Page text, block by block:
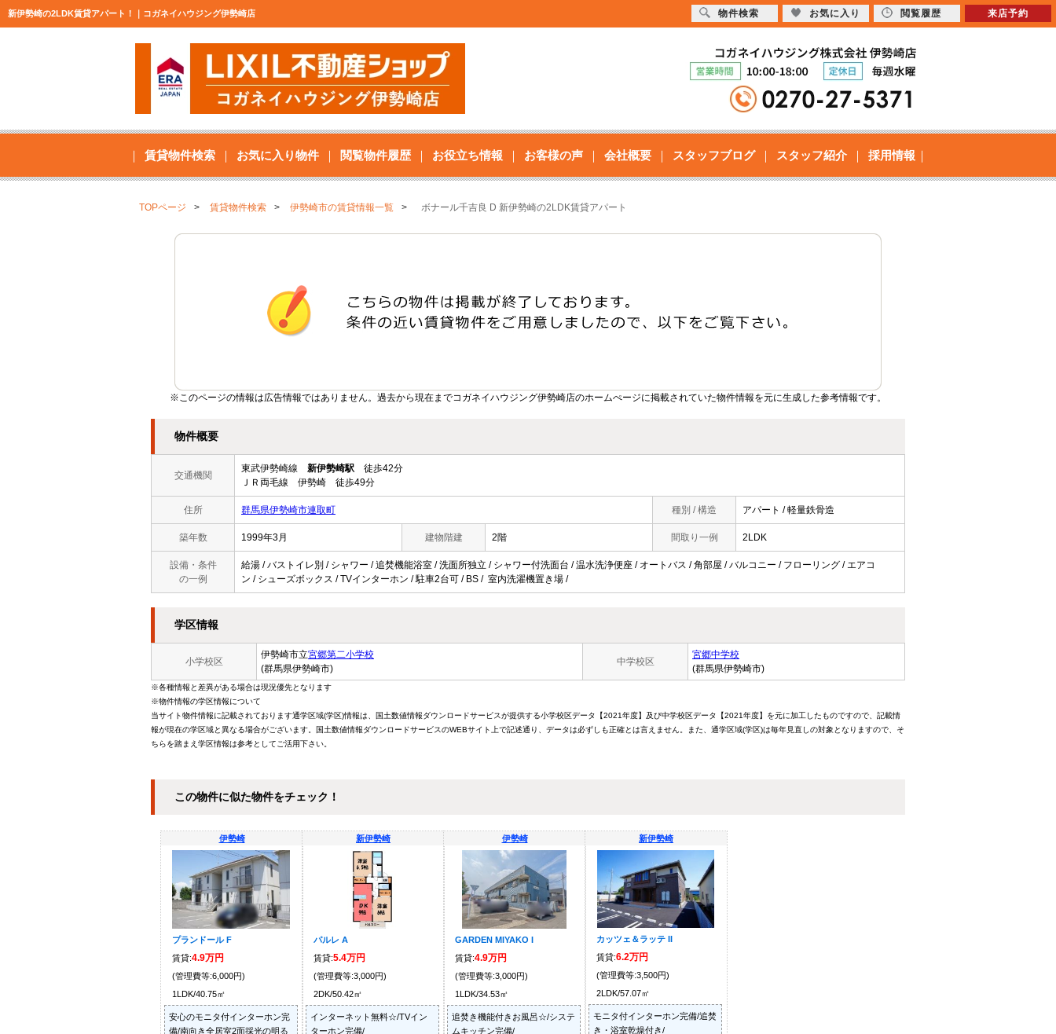
新伊勢崎の2LDK賃貸アパート！｜コガネイハウジング伊勢崎店
賃貸物件検索 お気に入り物件 閲覧物件履歴 お役立ち情報 お客様の声 会社概要 スタッフブログ スタッフ紹介 採用情報
TOPページ 賃貸物件検索 伊勢崎市の賃貸情報一覧 ボナール千吉良 D 新伊勢崎の2LDK賃貸アパート
※このページの情報は広告情報ではありません。過去から現在までコガネイハウジング伊勢崎店のホームぺージに掲載されていた物件情報を元に生成した参考情報です。
物件概要
交通機関
東武伊勢崎線 新伊勢崎駅 徒歩42分
ＪＲ両毛線 伊勢崎 徒歩49分
住所 群馬県伊勢崎市連取町 種別 / 構造 アパート / 軽量鉄骨造
築年数 1999年3月 建物階建 2階 間取り一例 2LDK
設備・条件
の一例
給湯 / バストイレ別 / シャワー / 追焚機能浴室 / 洗面所独立 / シャワー付洗面台 / 温水洗浄便座 / オートバス / 角部屋 / バルコニー / フローリング / エアコ
ン / シューズボックス / TVインターホン / 駐車2台可 / BS / 室内洗濯機置き場 /
学区情報
小学校区
伊勢崎市立宮郷第二小学校
(群馬県伊勢崎市)
中学校区
宮郷中学校
(群馬県伊勢崎市)
※各種情報と差異がある場合は現況優先となります
※物件情報の学区情報について
当サイト物件情報に記載されております通学区域(学区)情報は、国土数値情報ダウンロードサービスが提供する小学校区データ【2021年度】及び中学校区データ【2021年度】を元に加工したものですので、記載情
報が現在の学区域と異なる場合がございます。国土数値情報ダウンロードサービスのWEBサイト上で記述通り、データは必ずしも正確とは言えません。また、通学区域(学区)は毎年見直しの対象となりますので、そ
ちらを踏まえ学区情報は参考としてご活用下さい。
この物件に似た物件をチェック！
伊勢崎
プランドール F
賃貸:4.9万円
(管理費等:6,000円)
1LDK/40.75㎡
安心のモニタ付インターホン完
備/南向き全居室2面採光の明る
新伊勢崎
パルレ A
賃貸:5.4万円
(管理費等:3,000円)
2DK/50.42㎡
インターネット無料☆/TVイン
ターホン完備/
伊勢崎
GARDEN MIYAKO I
賃貸:4.9万円
(管理費等:3,000円)
1LDK/34.53㎡
追焚き機能付きお風呂☆/システ
ムキッチン完備/
新伊勢崎
カッツェ＆ラッテ II
賃貸:6.2万円
(管理費等:3,500円)
2LDK/57.07㎡
モニタ付インターホン完備/追焚
き・浴室乾燥付き/
物件検索 お気に入り 閲覧履歴 来店予約